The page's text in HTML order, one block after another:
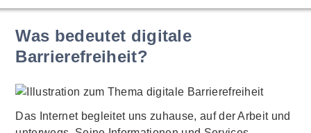
Was bedeutet digitale
Barrierefreiheit?
Das Internet begleitet uns zuhause, auf der Arbeit und